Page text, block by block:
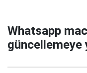
Whatsapp
güncellemeye